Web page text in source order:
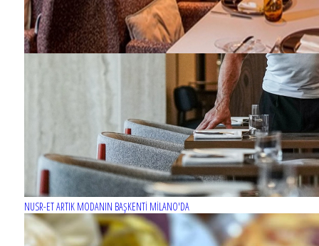
NUSR-ET ARTIK MODANIN BAŞKENTİ MİLANO'DA